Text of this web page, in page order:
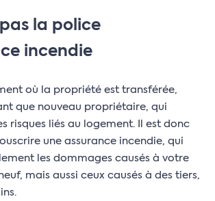
la police
incendie
où la propriété est transférée,
que nouveau propriétaire, qui
risques liés au logement. Il est donc
une assurance incendie, qui
les dommages causés à votre
mais aussi ceux causés à des tiers,